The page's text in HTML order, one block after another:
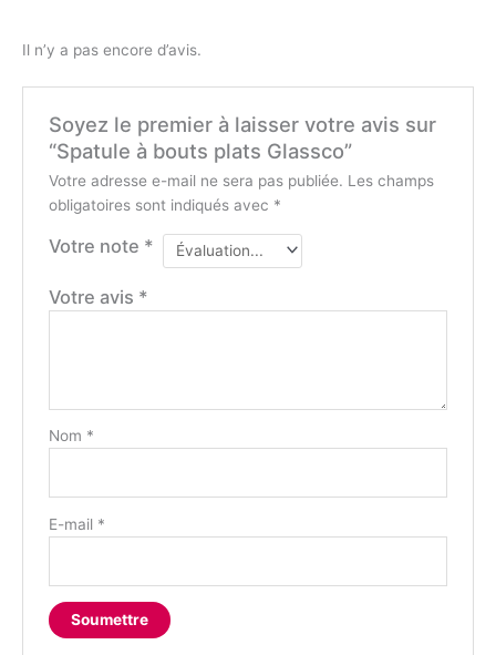
Il n’y a pas encore d’avis.
Soyez le premier à laisser votre avis sur
“Spatule à bouts plats Glassco”
Votre adresse e-mail ne sera pas publiée. Les champs
obligatoires sont indiqués avec *
Votre note *
Votre avis *
Nom *
E-mail *